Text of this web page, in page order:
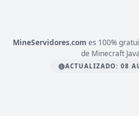
MineServidores.com es 100%
de Minecraft
ACTUALIZADO: 08